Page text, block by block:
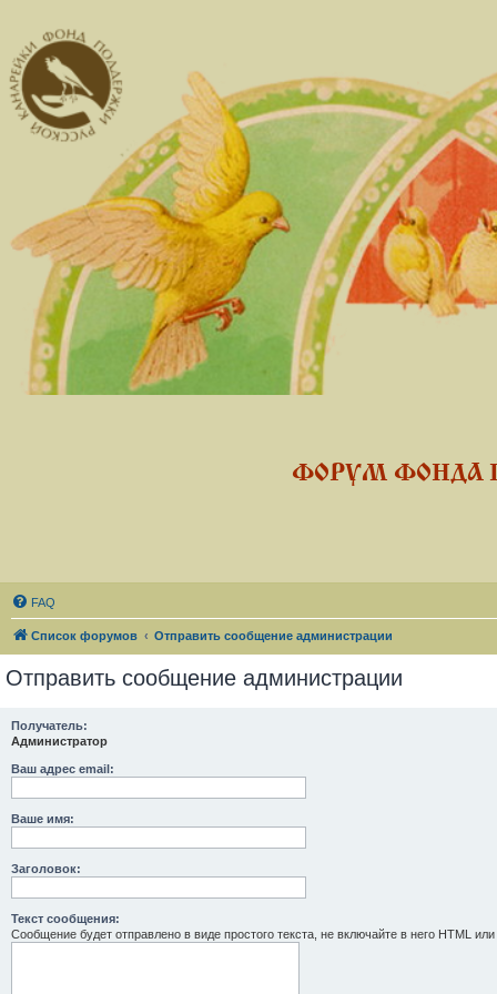
ФОРУМ ФОНДА
FAQ
Список форумов Отправить сообщение администрации
Отправить сообщение администрации
Получатель:
Администратор
Ваш адрес email:
Ваше имя:
Заголовок:
Текст сообщения:
Сообщение будет отправлено в виде простого текста, не включайте в него HTML